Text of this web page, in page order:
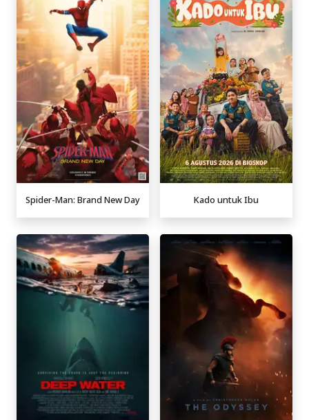
Spider-Man: Brand New Day Kado untuk Ibu